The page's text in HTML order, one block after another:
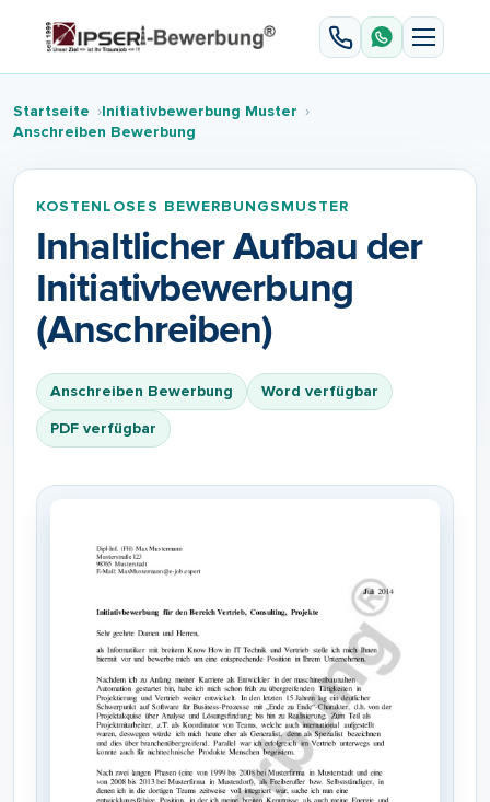
Startseite
Initiativbewerbung Muster
Anschreiben Bewerbung
KOSTENLOSES BEWERBUNGSMUSTER
Inhaltlicher Aufbau der
Initiativbewerbung
(Anschreiben)
Anschreiben Bewerbung
Word verfügbar
PDF verfügbar